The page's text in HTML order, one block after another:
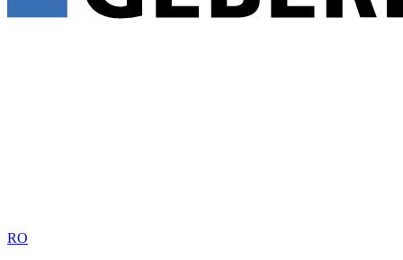
RO